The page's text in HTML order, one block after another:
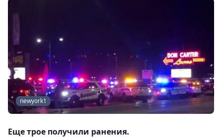
newyork1
Еще трое получили ранения.